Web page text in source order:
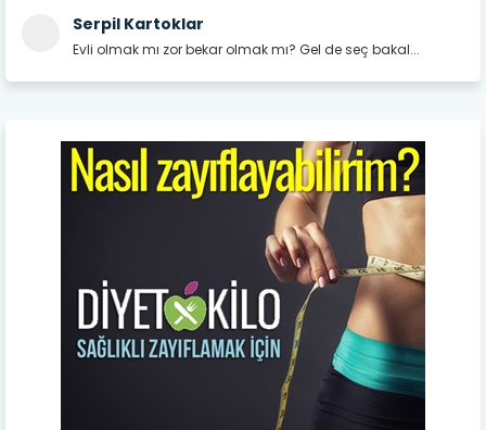
Serpil Kartoklar
Evli olmak mı zor bekar olmak mı? Gel de seç bakal...